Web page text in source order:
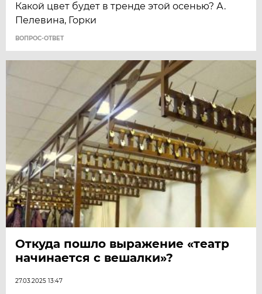
Какой цвет будет в тренде этой осенью? А.
Пелевина, Горки
ВОПРОС-ОТВЕТ
Откуда пошло выражение «театр
начинается с вешалки»?
27.03.2025 13:47